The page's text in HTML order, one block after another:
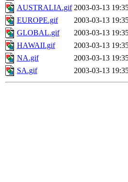
AUSTRALIA.gif 2003-03-13
EUROPE.gif
2003-03-13
GLOBAL.gif
2003-03-13
HAWAII.gif
2003-03-13
NA.gif
2003-03-13
SA.gif
2003-03-13